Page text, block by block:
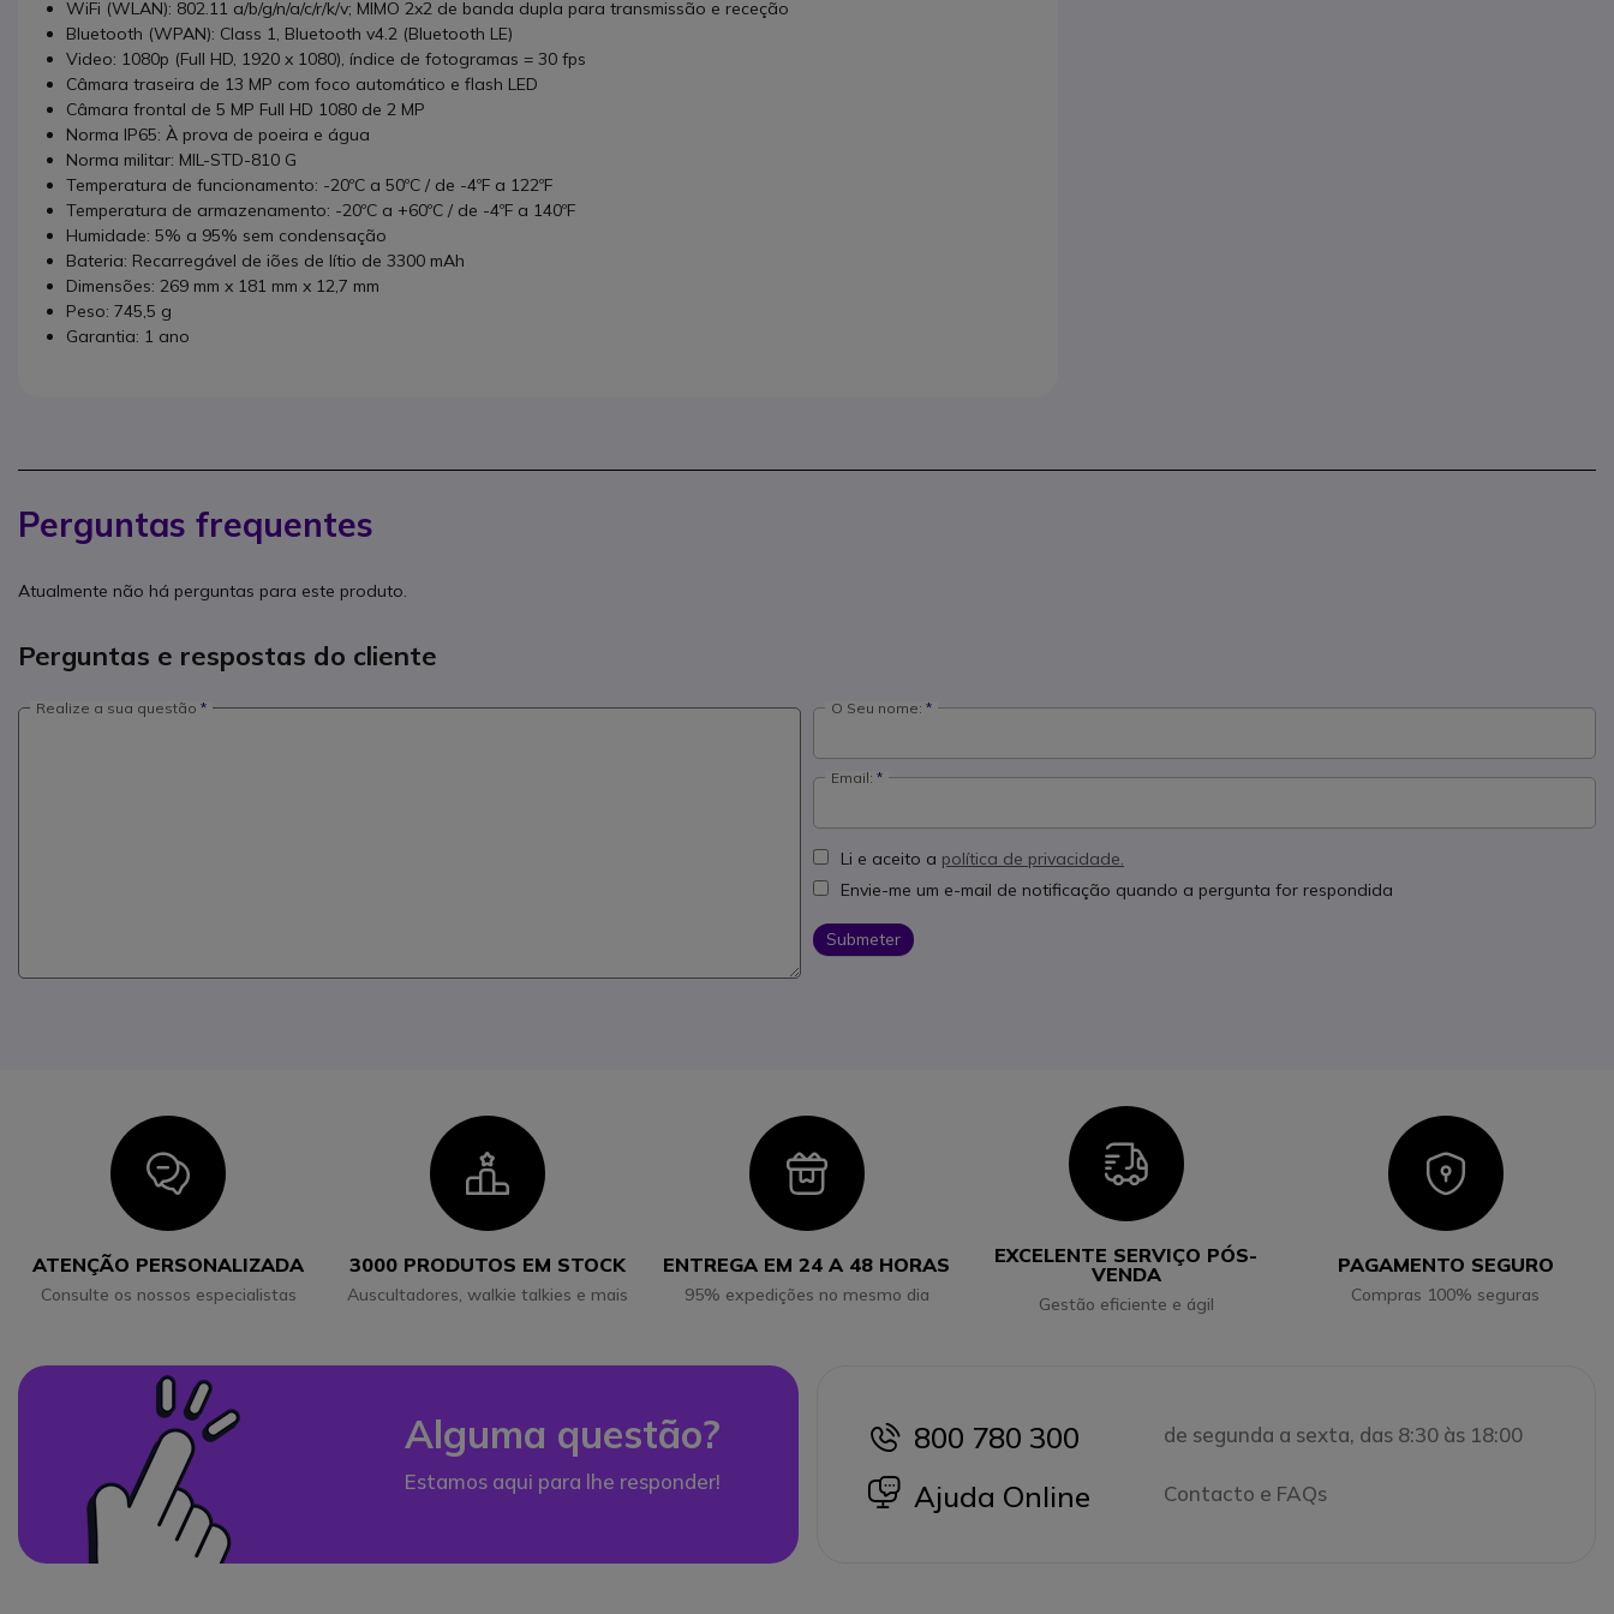
WiFi (WLAN): 802.11 a/b/g/n/a/c/r/k/v; MIMO 2x2 de banda dupla para transmissão e receção
Bluetooth (WPAN): Class 1, Bluetooth v4.2 (Bluetooth LE)
Video: 1080p (Full HD, 1920 x 1080), índice de fotogramas = 30 fps
Câmara traseira de 13 MP com foco automático e flash LED
Câmara frontal de 5 MP Full HD 1080 de 2 MP
Norma IP65: À prova de poeira e água
Norma militar: MIL-STD-810 G
Temperatura de funcionamento: -20ºC a 50ºC / de -4ºF a 122ºF
Temperatura de armazenamento: -20ºC a +60ºC / de -4ºF a 140ºF
Humidade: 5% a 95% sem condensação
Bateria: Recarregável de iões de lítio de 3300 mAh
Dimensões: 269 mm x 181 mm x 12,7 mm
Peso: 745,5 g
Garantia: 1 ano
Perguntas frequentes
Atualmente não há perguntas para este produto.
Perguntas e respostas do cliente
Realize a sua questão O Seu nome:
Email:
Li e aceito a política de privacidade.
Envie-me um e-mail de notificação quando a pergunta for respondida
Submeter
Icon
ATENÇÃO PERSONALIZADA
Consulte os nossos especialistas
Icon
3000 PRODUTOS EM STOCK
Auscultadores, walkie talkies e mais
Icon
ENTREGA EM 24 A 48 HORAS
95% expedições no mesmo dia
Icon
EXCELENTE SERVIÇO PÓS-
VENDA
Gestão eficiente e ágil
Icon
PAGAMENTO SEGURO
Compras 100% seguras
Alguma questão?
Estamos aqui para lhe responder!
icon
800 780 300 de segunda a sexta, das 8:30 às 18:00
icon
Ajuda Online Contacto e FAQs